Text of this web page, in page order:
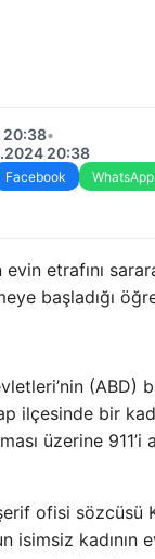
20:38•
20:38
Facebook WhatsApp
evin etrafını
başladığı
(ABD)
ilçesinde bir
üzerine
ofisi sözcüsü
isimsiz kadının